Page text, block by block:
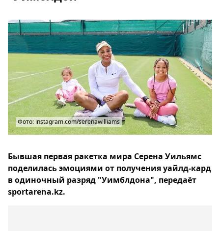
Фото: instagram.com/serenawilliams
Бывшая первая ракетка мира Серена Уильямс
поделилась эмоциями от получения уайлд-кард
в одиночный разряд "Уимблдона", передаёт
sportarena.kz.